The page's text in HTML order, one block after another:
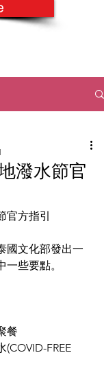
潑水節官
官方指引
國文化部發出一
些要點。
餐
FREE